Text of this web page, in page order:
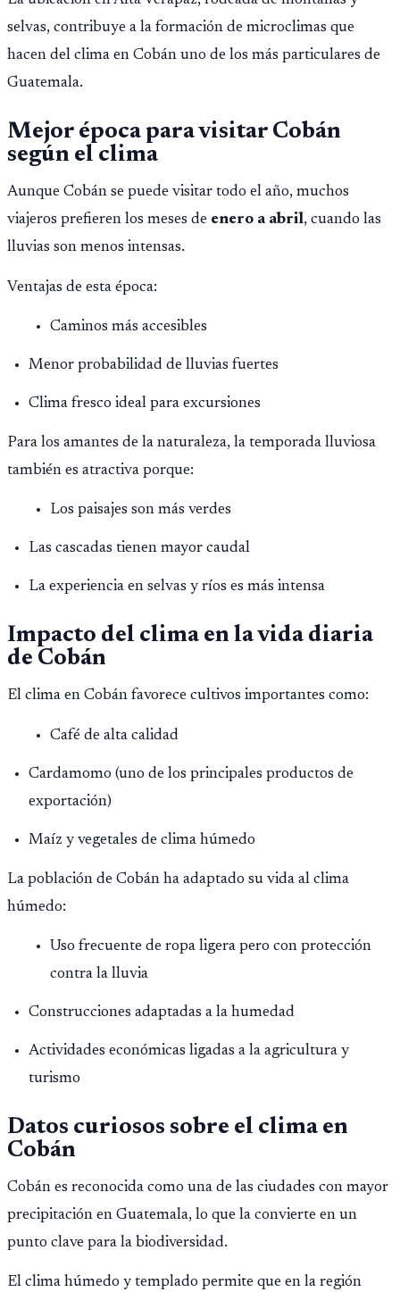
selvas, contribuye a la formación de microclimas que
hacen del clima en Cobán uno de los más particulares de
Guatemala.
Mejor época para visitar Cobán
según el clima
Aunque Cobán se puede visitar todo el año, muchos
viajeros prefieren los meses de enero a abril, cuando las
lluvias son menos intensas.
Ventajas de esta época:
Caminos más accesibles
Menor probabilidad de lluvias fuertes
Clima fresco ideal para excursiones
Para los amantes de la naturaleza, la temporada lluviosa
también es atractiva porque:
Los paisajes son más verdes
Las cascadas tienen mayor caudal
La experiencia en selvas y ríos es más intensa
Impacto del clima en la vida diaria
de Cobán
El clima en Cobán favorece cultivos importantes como:
Café de alta calidad
Cardamomo (uno de los principales productos de
exportación)
Maíz y vegetales de clima húmedo
La población de Cobán ha adaptado su vida al clima
húmedo:
Uso frecuente de ropa ligera pero con protección
contra la lluvia
Construcciones adaptadas a la humedad
Actividades económicas ligadas a la agricultura y
turismo
Datos curiosos sobre el clima en
Cobán
Cobán es reconocida como una de las ciudades con mayor
precipitación en Guatemala, lo que la convierte en un
punto clave para la biodiversidad.
El clima húmedo y templado permite que en la región